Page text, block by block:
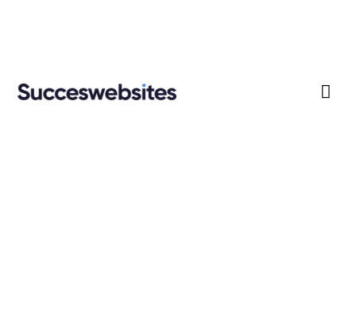

moeten doen om nieuwe opdrachten binnen